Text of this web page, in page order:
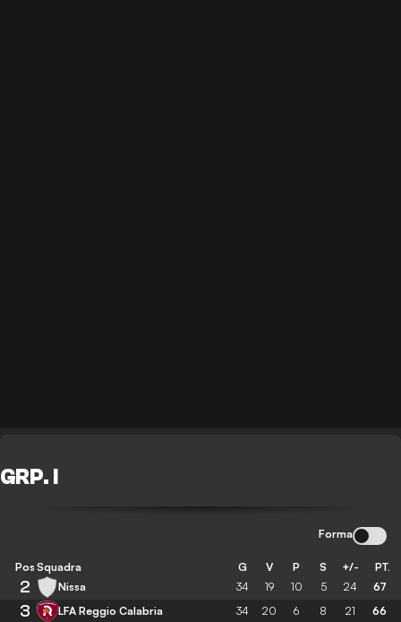
GRP. I
Forma
Pos Squadra G V P S +/- PT.
2 Nissa 34 19 10 5 24 67
3 LFA Reggio Calabria 34 20 6 8 21 66